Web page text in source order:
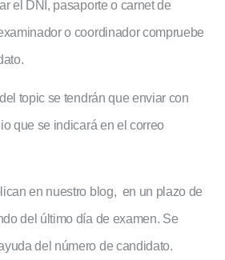
el DNI, pasaporte o carnet de
o coordinador compruebe
topic se tendrán que enviar con
que se indicará en el correo
en nuestro blog, en un plazo de
del último día de examen. Se
del número de candidato.